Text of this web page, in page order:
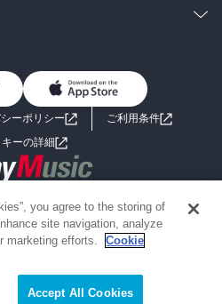
男子向けラノベ
小説
海外小説
SF
グラビア写真集
お問い合わせ
ーポリシー
ご利用条件
キーの詳細
Music Entertainment(Japan) Inc.
the Japan domestic market only
you agree to the storing of
site navigation, analyze
marketing efforts.
Cookie
Accept All Cookies